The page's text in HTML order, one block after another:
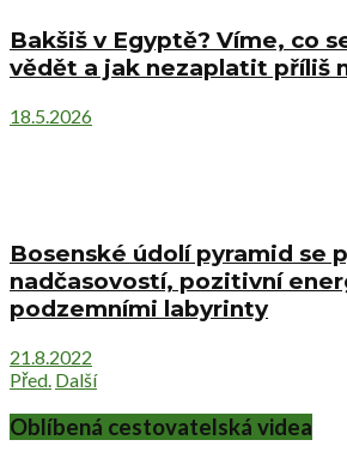
Bakšiš v Egyptě? Víme, co
vědět a jak nezaplatit příliš
18.5.2026
Bosenské údolí pyramid se
nadčasovostí, pozitivní
podzemními labyrinty
21.8.2022
Před. Další
Oblíbená cestovatelská videa